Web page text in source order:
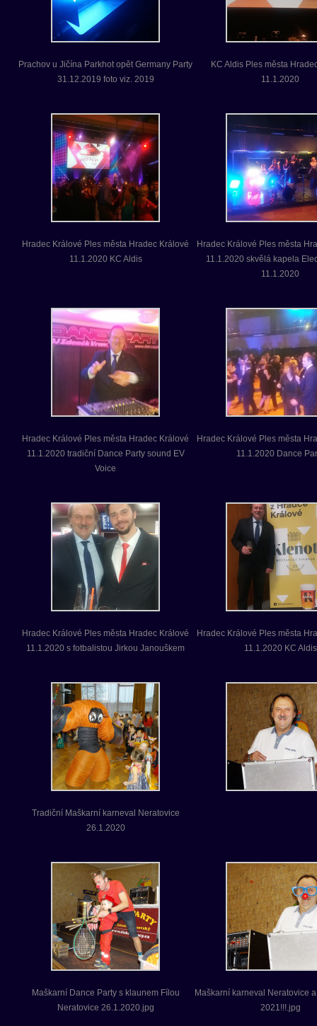
Prachov u Jičína Parkhot opět Germany Party
31.12.2019 foto viz. 2019
KC Aldis Ples města
11.1.2020
Hradec Králové Ples města Hradec Králové
11.1.2020 KC Aldis
Hradec Králové Ples města
11.1.2020 skvělá kapela
11.1.2020
Hradec Králové Ples města Hradec Králové
11.1.2020 tradiční Dance Party sound EV
Voice
Hradec Králové Ples města
11.1.2020 Dance
Hradec Králové Ples města Hradec Králové
11.1.2020 s fotbalistou Jirkou Janouškem
Hradec Králové Ples města
11.1.2020 KC Aldis
Tradiční Maškarní karneval Neratovice
26.1.2020
Maškarní Dance Party s klaunem Fílou
Neratovice 26.1.2020.jpg
Maškarní karneval Neratovice
2021!!!.jpg